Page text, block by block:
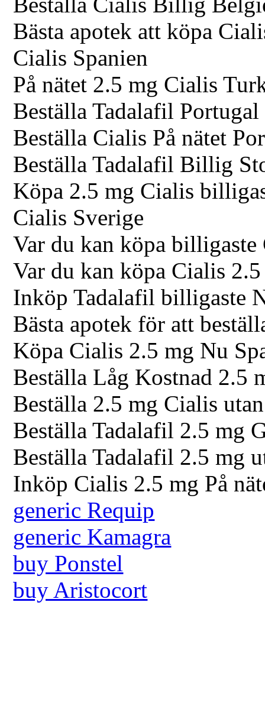
Bästa apotek att köpa
Cialis Spanien
På nätet 2.5 mg Cialis
Beställa Tadalafil Portugal
Beställa Cialis På nätet
Beställa Tadalafil Billig
Köpa 2.5 mg Cialis
Cialis Sverige
Var du kan köpa
Var du kan köpa Cialis
Inköp Tadalafil billigaste
Bästa apotek för att
Köpa Cialis 2.5 mg Nu
Beställa Låg Kostnad 2.5
Beställa 2.5 mg Cialis
Beställa Tadalafil 2.5 mg
Beställa Tadalafil 2.5 mg
Inköp Cialis 2.5 mg På
generic Requip
generic Kamagra
buy Ponstel
buy Aristocort